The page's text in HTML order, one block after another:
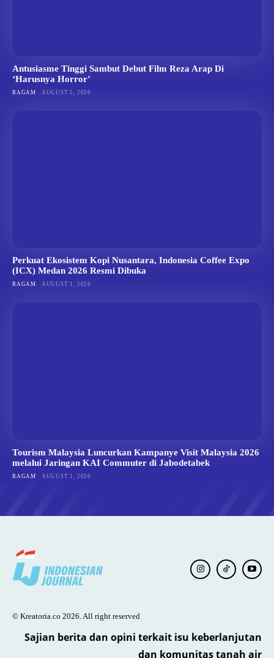
Antusiasme Tinggi Sambut Debut Film Reza Arap Di
‘Harusnya Horror’
RAGAM AUGUST 5, 2026
Perkuat Ekosistem Kopi Nusantara, Indonesia Coffee Expo
(ICX) Medan 2026 Resmi Dibuka
RAGAM AUGUST 1, 2026
Tourism Malaysia Luncurkan Kampanye Visit Malaysia 2026
melalui Jaringan KAI Commuter di Jabodetabek
RAGAM AUGUST 1, 2026
© Kreatoria.co 2026. All right reserved
Sajian berita dan opini terkait isu keberlanjutan
dan komunitas tanah air